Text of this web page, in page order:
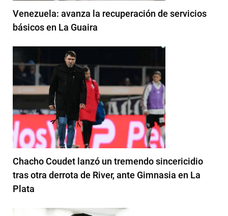
Venezuela: avanza la recuperación de servicios
básicos en La Guaira
Chacho Coudet lanzó un tremendo sincericidio
tras otra derrota de River, ante Gimnasia en La
Plata